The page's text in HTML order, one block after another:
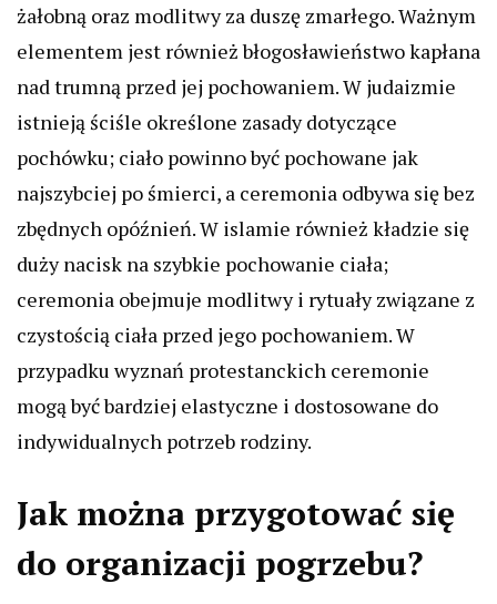
żałobną oraz modlitwy za duszę zmarłego. Ważnym
elementem jest również błogosławieństwo kapłana
nad trumną przed jej pochowaniem. W judaizmie
istnieją ściśle określone zasady dotyczące
pochówku; ciało powinno być pochowane jak
najszybciej po śmierci, a ceremonia odbywa się bez
zbędnych opóźnień. W islamie również kładzie się
duży nacisk na szybkie pochowanie ciała;
ceremonia obejmuje modlitwy i rytuały związane z
czystością ciała przed jego pochowaniem. W
przypadku wyznań protestanckich ceremonie
mogą być bardziej elastyczne i dostosowane do
indywidualnych potrzeb rodziny.
Jak można przygotować się
do organizacji pogrzebu?